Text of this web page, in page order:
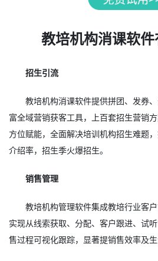
教培机构消课软件
招生引流
教培机构消课软件提供拼团、发券
富全域营销获客工具，上百套招生营销
方位赋能，全面解决培训机构招生难题
介绍率，招生季火爆招生。
销售管理
教培机构管理软件集成教培行业客
实现从线索获取、分配、客户跟进、试
售过程可视化跟踪，显著提销售效率及生